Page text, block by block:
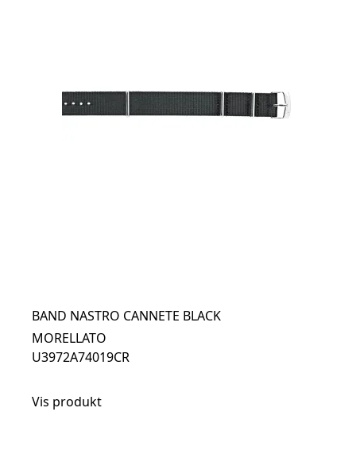
BAND NASTRO CANNETE BLACK
MORELLATO
U3972A74019CR
Vis produkt